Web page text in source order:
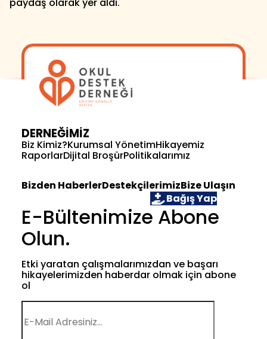
paydaş olarak yer aldı.
DERNEĞİMİZ
Biz Kimiz?Kurumsal YönetimHikayemiz
RaporlarDijital BroşürPolitikalarımız
Bizden HaberlerDestekçilerimizBize Ulaşın
Bağış Yap
E-Bültenimize Abone
Olun.
Etki yaratan çalışmalarımızdan ve başarı
hikayelerimizden haberdar olmak için abone
ol